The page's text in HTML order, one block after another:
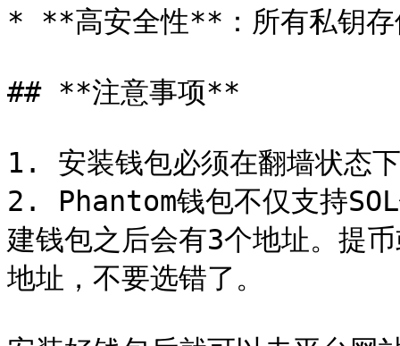
* **高安全性**：所有私钥存
## **注意事项**
1. 安装钱包必须在翻墙状态
2. Phantom钱包不仅支持
建钱包之后会有3个地址。提
地址，不要选错了。